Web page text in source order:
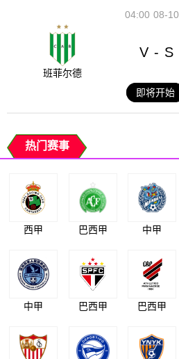
08-10
04:00
班菲尔德
V - S
即将开始
热门赛事
西甲 巴西甲 中甲
中甲 巴西甲 巴西甲